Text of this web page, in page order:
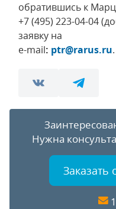
обратившись к
+7 (495) 223-04-04
заявку на
e-mail: ptr@rarus.ru.
Нужна
Заказать